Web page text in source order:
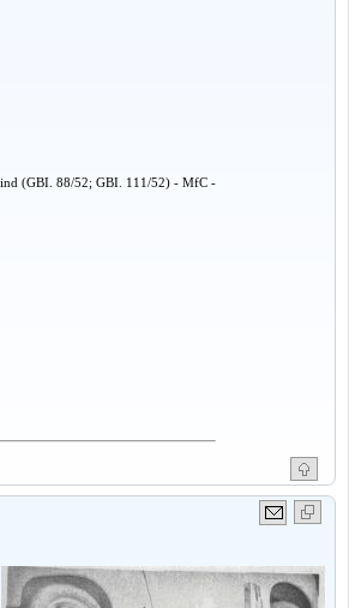
(GBI. 88/52; GBI. 111/52) - MfC -